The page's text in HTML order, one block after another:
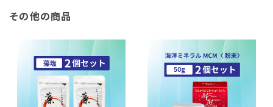
その他の商品